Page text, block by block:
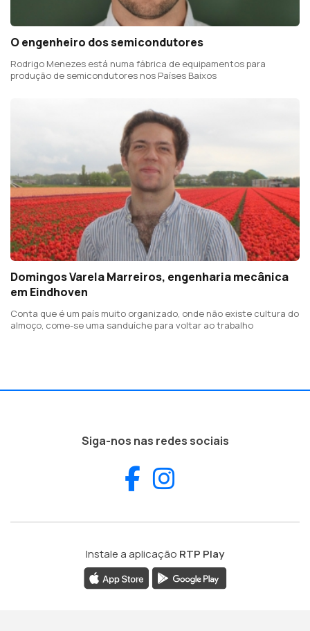
O engenheiro dos semicondutores
Rodrigo Menezes está numa fábrica de equipamentos para
produção de semicondutores nos Países Baixos
Domingos Varela Marreiros, engenharia mecânica
em Eindhoven
Conta que é um país muito organizado, onde não existe cultura do
almoço, come-se uma sanduíche para voltar ao trabalho
Siga-nos nas redes sociais
Facebook
Instale a aplicação RTP Play